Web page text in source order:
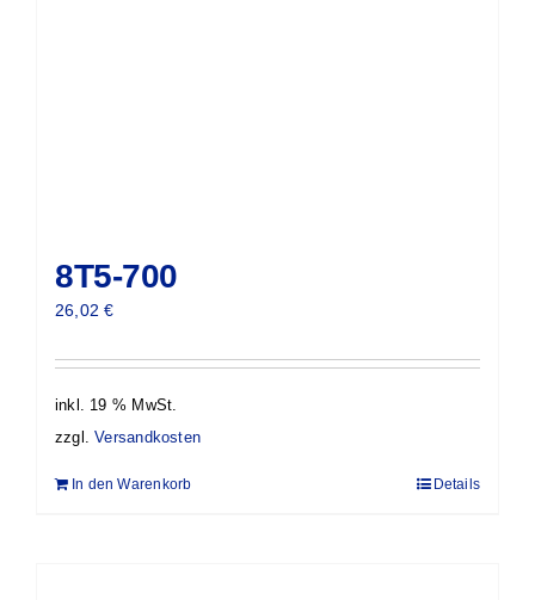
8T5-700
26,02€
inkl. 19 % MwSt.
zzgl.Versandkosten
In den Warenkorb Details